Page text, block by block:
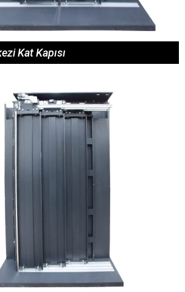
Kat Kapısı